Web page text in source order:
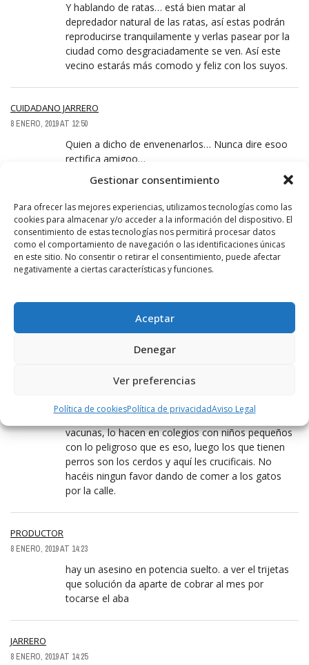
Gestionar consentimiento
Para ofrecer las mejores experiencias, utilizamos tecnologías como las
cookies para almacenar y/o acceder a la información del dispositivo. El
consentimiento de estas tecnologías nos permitirá procesar datos
como el comportamiento de navegación o las identificaciones únicas
en este sitio. No consentir o retirar el consentimiento, puede afectar
negativamente a ciertas características y funciones.
Aceptar
Denegar
Ver preferencias
Política de cookiesPolítica de privacidadAviso Legal
Y hablando de ratas… está bien matar al
depredador natural de las ratas, así estas podrán
reproducirse tranquilamente y verlas pasear por la
ciudad como desgraciadamente se ven. Así este
vecino estarás más comodo y feliz con los suyos.
CUIDADANO JARRERO
8 ENERO, 2019 AT 12:50
Quien a dicho de envenenarlos… Nunca dire esoo
rectifica amigoo…
PRODUCTOR
8 ENERO, 2019 AT 12:53
a mi me molesta mas el pueblo lleno de mierda que
un gato callejero. ciudadano, haztelo mirar,
campeon .
JARRERA TOO
Esta mal que haya veneno por las calles porque
puede morir un niño una mascota o los gatos
callejeros como en este caso. Pero esta mal darles
de comer porque se ensucia la calle, se produce
una cría masiva y descontrolada de gatos y
palomas, que cagan y mean en cualquier parte, sin
vacunas, lo hacen en colegios con niños pequeños
con lo peligroso que es eso, luego los que tienen
perros son los cerdos y aquí les crucificais. No
hacéis ningun favor dando de comer a los gatos
por la calle.
PRODUCTOR
8 ENERO, 2019 AT 14:23
hay un asesino en potencia suelto. a ver el trijetas
que solución da aparte de cobrar al mes por
tocarse el aba
JARRERO
8 ENERO, 2019 AT 14:25